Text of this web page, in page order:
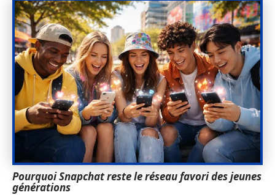
Pourquoi Snapchat reste le réseau favori des jeunes
générations